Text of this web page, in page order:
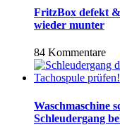
FritzBox defekt
wieder munter
84 Kommentare
Waschmaschine
Schleudergang